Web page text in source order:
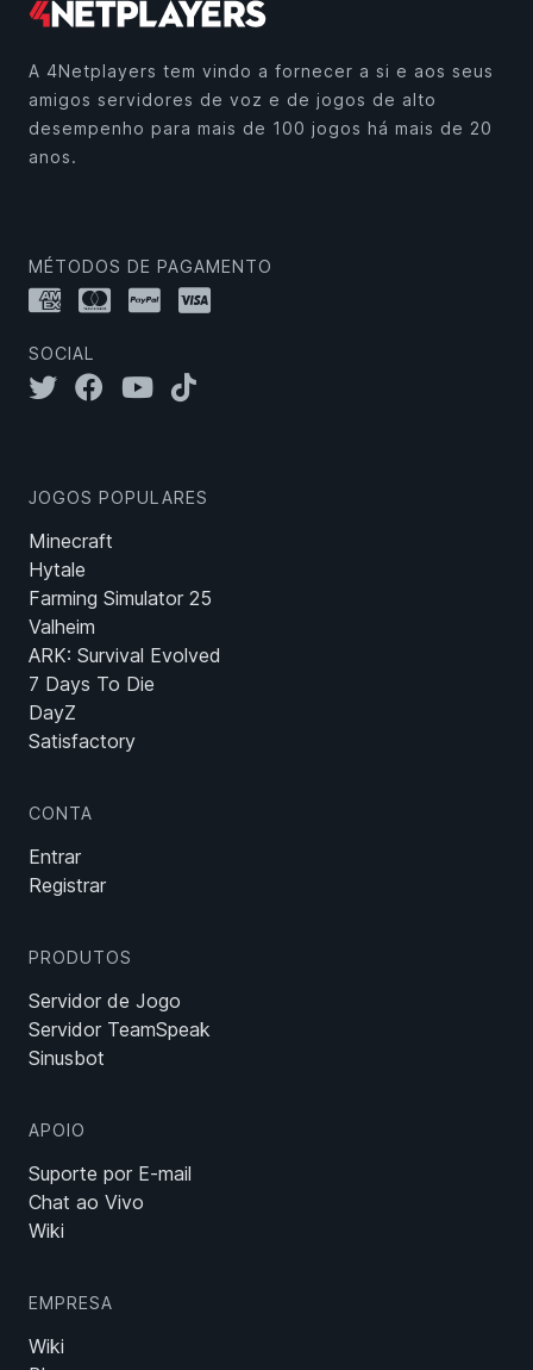
A 4Netplayers tem vindo a fornecer a si e aos seus
amigos servidores de voz e de jogos de alto
desempenho para mais de 100 jogos há mais de 20
anos.
MÉTODOS DE PAGAMENTO
SOCIAL
JOGOS POPULARES
Minecraft
Hytale
Farming Simulator 25
Valheim
ARK: Survival Evolved
7 Days To Die
DayZ
Satisfactory
CONTA
Entrar
Registrar
PRODUTOS
Servidor de Jogo
Servidor TeamSpeak
Sinusbot
APOIO
Suporte por E-mail
Chat ao Vivo
Wiki
EMPRESA
Wiki